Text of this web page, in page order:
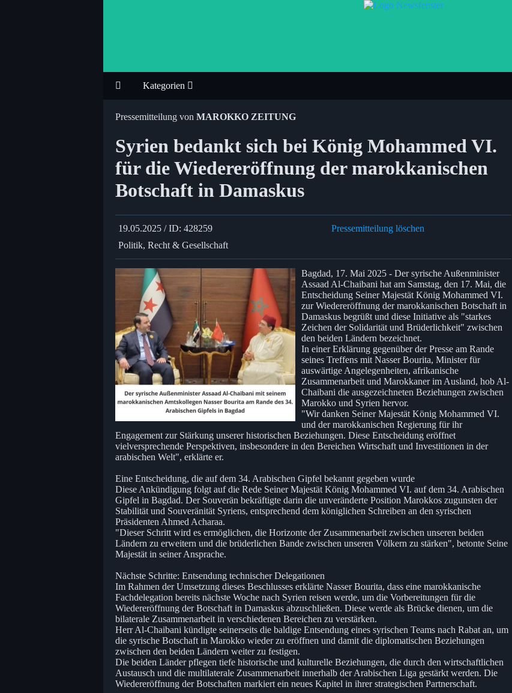
Kategorien
Pressemitteilung von MAROKKO ZEITUNG
Syrien bedankt sich bei König Mohammed VI.
für die Wiedereröffnung der marokkanischen
Botschaft in Damaskus
19.05.2025 / ID: 428259
Pressemitteilung löschen
Politik, Recht & Gesellschaft
Bagdad, 17. Mai 2025 - Der syrische Außenminister
Assaad Al-Chaibani hat am Samstag, den 17. Mai, die
Entscheidung Seiner Majestät König Mohammed VI.
zur Wiedereröffnung der marokkanischen Botschaft in
Damaskus begrüßt und diese Initiative als "starkes
Zeichen der Solidarität und Brüderlichkeit" zwischen
den beiden Ländern bezeichnet.
In einer Erklärung gegenüber der Presse am Rande
seines Treffens mit Nasser Bourita, Minister für
auswärtige Angelegenheiten, afrikanische
Zusammenarbeit und Marokkaner im Ausland, hob Al-
Chaibani die ausgezeichneten Beziehungen zwischen
Marokko und Syrien hervor.
"Wir danken Seiner Majestät König Mohammed VI.
und der marokkanischen Regierung für ihr
Engagement zur Stärkung unserer historischen Beziehungen. Diese Entscheidung eröffnet
vielversprechende Perspektiven, insbesondere in den Bereichen Wirtschaft und Investitionen in der
arabischen Welt", erklärte er.
Eine Entscheidung, die auf dem 34. Arabischen Gipfel bekannt gegeben wurde
Diese Ankündigung folgt auf die Rede Seiner Majestät König Mohammed VI. auf dem 34. Arabischen
Gipfel in Bagdad. Der Souverän bekräftigte darin die unveränderte Position Marokkos zugunsten der
Stabilität und Souveränität Syriens, entsprechend dem königlichen Schreiben an den syrischen
Präsidenten Ahmed Acharaa.
"Dieser Schritt wird es ermöglichen, die Horizonte der Zusammenarbeit zwischen unseren beiden
Ländern zu erweitern und die brüderlichen Bande zwischen unseren Völkern zu stärken", betonte Seine
Majestät in seiner Ansprache.
Nächste Schritte: Entsendung technischer Delegationen
Im Rahmen der Umsetzung dieses Beschlusses erklärte Nasser Bourita, dass eine marokkanische
Fachdelegation bereits nächste Woche nach Syrien reisen werde, um die Vorbereitungen für die
Wiedereröffnung der Botschaft in Damaskus abzuschließen. Diese werde als Brücke dienen, um die
bilaterale Zusammenarbeit in verschiedenen Bereichen zu verstärken.
Herr Al-Chaibani kündigte seinerseits die baldige Entsendung eines syrischen Teams nach Rabat an, um
die syrische Botschaft in Marokko wieder zu eröffnen und damit die diplomatischen Beziehungen
zwischen den beiden Ländern weiter zu festigen.
Die beiden Länder pflegen tiefe historische und kulturelle Beziehungen, die durch den wirtschaftlichen
Austausch und die multilaterale Zusammenarbeit innerhalb der Arabischen Liga gestärkt werden. Die
Wiedereröffnung der Botschaften markiert ein neues Kapitel in ihrer strategischen Partnerschaft.